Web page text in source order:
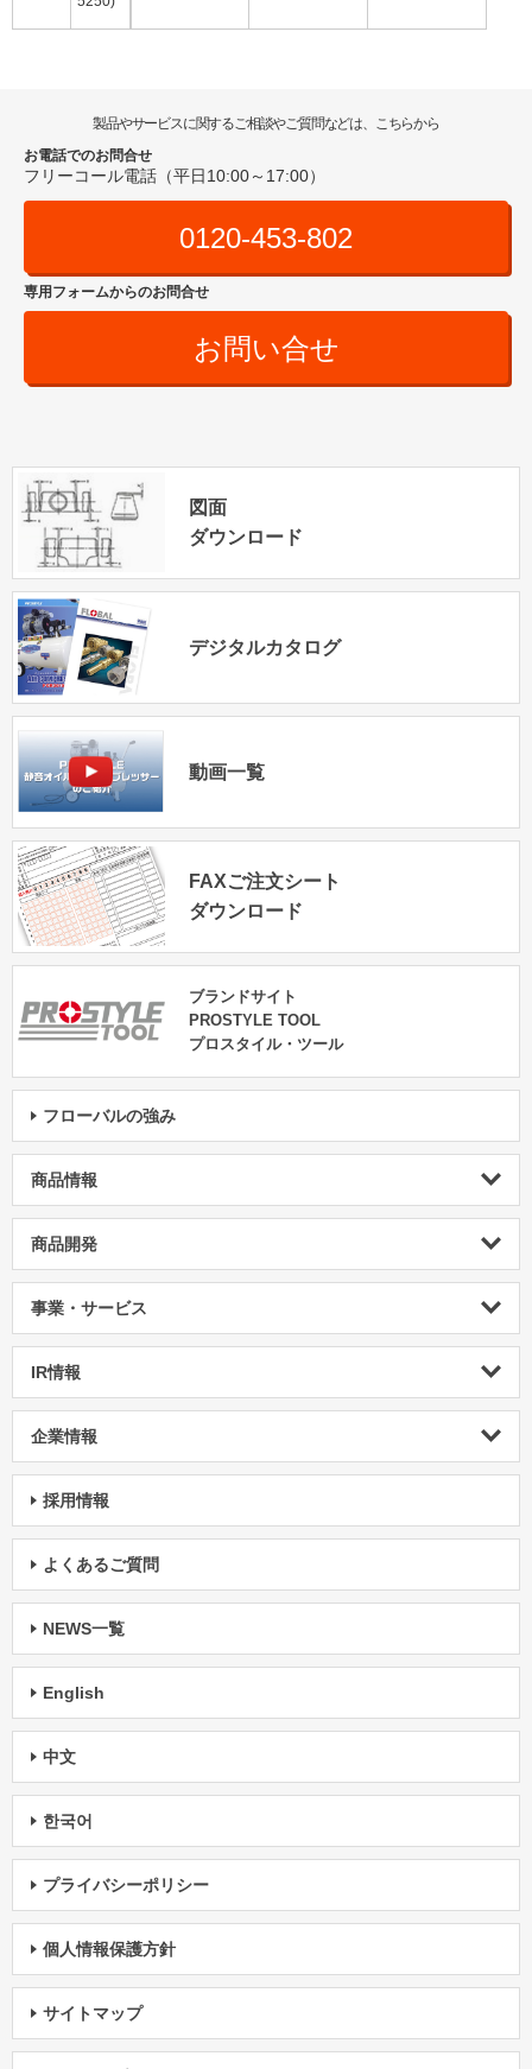
製品やサービスに関するご相談やご質問などは、こちらから
お電話でのお問合せ
フリーコール電話（平日10:00～17:00）
0120-453-802
専用フォームからのお問合せ
お問い合せ
図面
ダウンロード
デジタルカタログ
動画一覧
FAXご注文シート
ダウンロード
ブランドサイト
PROSTYLE TOOL
プロスタイル・ツール
フローバルの強み
商品情報
商品開発
事業・サービス
IR情報
企業情報
採用情報
よくあるご質問
NEWS一覧
English
中文
한국어
プライバシーポリシー
個人情報保護方針
サイトマップ